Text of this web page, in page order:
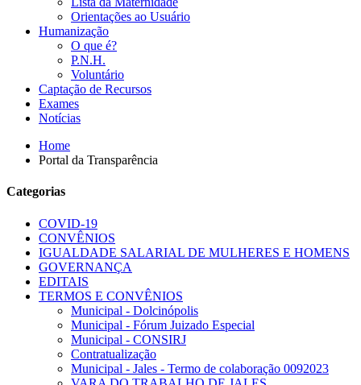
Orientações ao Usuário
Humanização
O que é?
P.N.H.
Voluntário
Captação de Recursos
Exames
Notícias
Home
Portal da Transparência
Categorias
COVID-19
CONVÊNIOS
IGUALDADE SALARIAL DE MULHERES E HOMENS
GOVERNANÇA
EDITAIS
TERMOS E CONVÊNIOS
Municipal - Dolcinópolis
Municipal - Fórum Juizado Especial
Municipal - CONSIRJ
Contratualização
Municipal - Jales - Termo de colaboração 0092023